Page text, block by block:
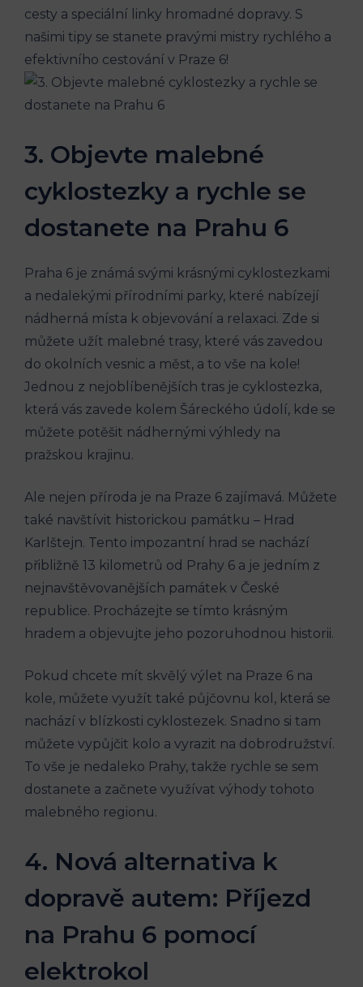
cesty⁣ a speciální ‌linky‌ hromadné dopravy. S
našimi tipy se stanete pravými mistry rychlého a
efektivního ‌cestování v Praze 6!
3. Objevte malebné
cyklostezky a rychle‌ se
dostanete na Prahu 6
Praha 6 je známá ⁢svými krásnými cyklostezkami
a nedalekými přírodními parky, které nabízejí
nádherná‍ místa ⁤k⁣ objevování a relaxaci. Zde si
můžete užít malebné ​trasy, které vás zavedou‍
do ​okolních vesnic a měst,⁢ a to‌ vše na kole!
Jednou z nejoblíbenějších tras ​je cyklostezka,
která vás zavede kolem Šáreckého údolí, kde se
můžete potěšit nádhernými výhledy na
pražskou krajinu.
Ale nejen příroda je na Praze 6 zajímavá. ⁤Můžete
také navštívit historickou památku – Hrad
Karlštejn. Tento impozantní hrad⁤ se nachází
přibližně 13 ⁤kilometrů⁤ od Prahy 6 a je⁢ jedním z
nejnavštěvovanějších památek v České
republice. Procházejte se tímto‍ krásným
hradem a​ objevujte jeho pozoruhodnou historii.
Pokud chcete mít ‌skvělý ⁣výlet na⁤ Praze 6 na‍
kole, můžete využít také půjčovnu kol, která se
‍nachází v blízkosti cyklostezek.⁤ Snadno si tam
můžete vypůjčit kolo a​ vyrazit‌ na dobrodružství.
To⁣ vše ⁤je nedaleko Prahy, takže rychle se ⁢sem
dostanete a začnete využívat výhody tohoto
malebného regionu.
4. Nová ⁣alternativa k
dopravě autem: Příjezd
na Prahu 6 pomocí
elektrokol